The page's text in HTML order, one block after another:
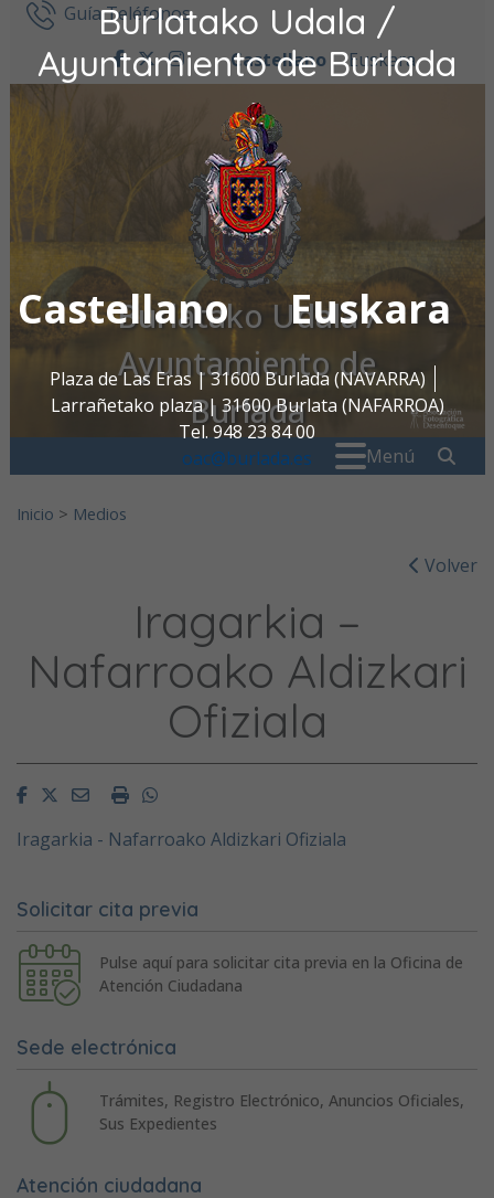
Burlatako Udala /
Ayuntamiento de Burlada
Castellano Euskara
Plaza de Las Eras | 31600 Burlada (NAVARRA)
Larrañetako plaza | 31600 Burlata (NAFARROA)
Tel. 948 23 84 00
oac@burlada.es
Ir al contenidoGuía Teléfonos
facebook
twitter
instagram
Castellano Euskara
Burlatako Udala /
Ayuntamiento de
Burlada
Menú
Inicio > Medios
Volver
Iragarkia –
Nafarroako Aldizkari
Ofiziala
FacebookTwitterEmailImprimirWhatsapp
Iragarkia - Nafarroako Aldizkari Ofiziala
Solicitar cita previa
Pulse aquí para solicitar cita previa en la Oficina de
Atención Ciudadana
Sede electrónica
Trámites, Registro Electrónico, Anuncios Oficiales,
Sus Expedientes
Atención ciudadana